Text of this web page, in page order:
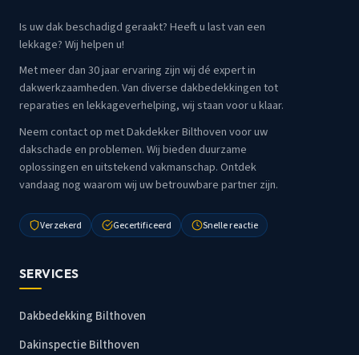
Is uw dak beschadigd geraakt? Heeft u last van een
lekkage? Wij helpen u!
Met meer dan 30 jaar ervaring zijn wij dé expert in
dakwerkzaamheden. Van diverse dakbedekkingen tot
reparaties en lekkageverhelping, wij staan voor u klaar.
Neem contact op met Dakdekker Bilthoven voor uw
dakschade en problemen. Wij bieden duurzame
oplossingen en uitstekend vakmanschap. Ontdek
vandaag nog waarom wij uw betrouwbare partner zijn.
Verzekerd Gecertificeerd Snelle reactie
SERVICES
Dakbedekking Bilthoven
Dakinspectie Bilthoven